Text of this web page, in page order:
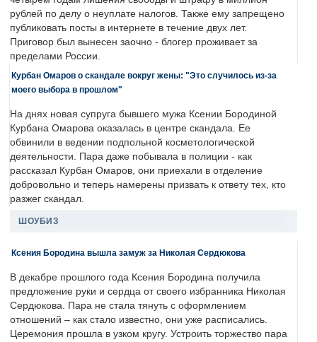
рублей по делу о неуплате налогов. Также ему запрещено
публиковать посты в интернете в течение двух лет.
Приговор был вынесен заочно - блогер проживает за
пределами России.
Курбан Омаров о скандале вокруг жены: "Это случилось из-за
моего выбора в прошлом"
На днях новая супруга бывшего мужа Ксении Бородиной
Курбана Омарова оказалась в центре скандала. Ее
обвинили в ведении подпольной косметологической
деятельности. Пара даже побывала в полиции - как
рассказал Курбан Омаров, они приехали в отделение
добровольно и теперь намерены призвать к ответу тех, кто
разжег скандал.
ШОУБИЗ
Ксения Бородина вышла замуж за Николая Сердюкова
В декабре прошлого года Ксения Бородина получила
предложение руки и сердца от своего избранника Николая
Сердюкова. Пара не стала тянуть с оформлением
отношений – как стало известно, они уже расписались.
Церемония прошла в узком кругу. Устроить торжество пара